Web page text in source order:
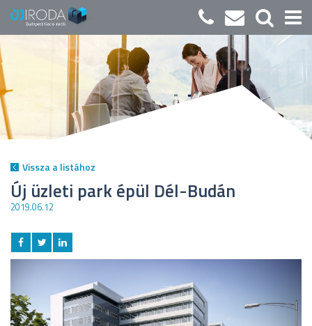
Vissza a listához
Új üzleti park épül Dél-Budán
2019.06.12